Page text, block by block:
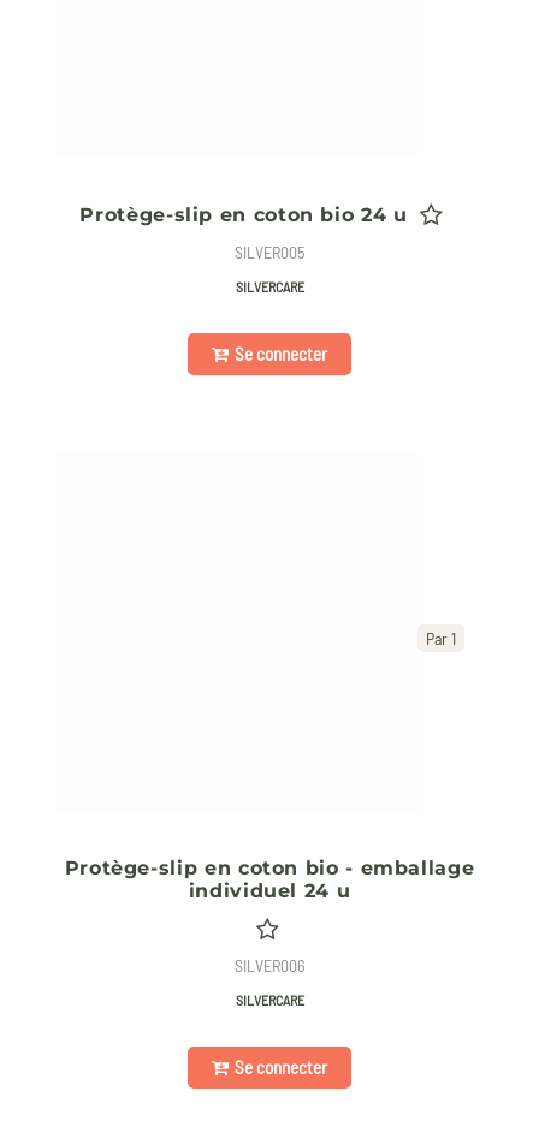
Protège-slip en coton bio 24 u
SILVER005
SILVERCARE
Se connecter
Par 1
Protège-slip en coton bio - emballage
individuel 24 u
SILVER006
SILVERCARE
Se connecter